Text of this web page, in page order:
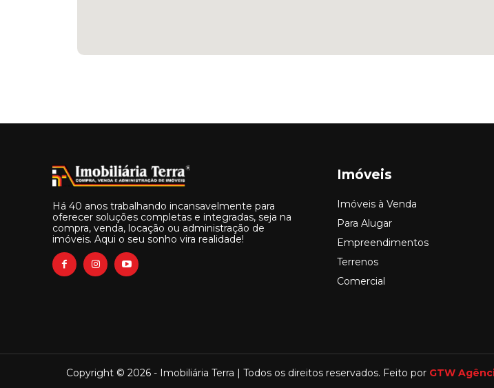
Há 40 anos trabalhando incansavelmente para
oferecer soluções completas e integradas, seja na
compra, venda, locação ou administração de
imóveis. Aqui o seu sonho vira realidade!
Imóveis
Imóveis à Venda
Para Alugar
Empreendimentos
Terrenos
Comercial
Copyright © 2026 - Imobiliária Terra | Todos os direitos reservados. Feito por GTW